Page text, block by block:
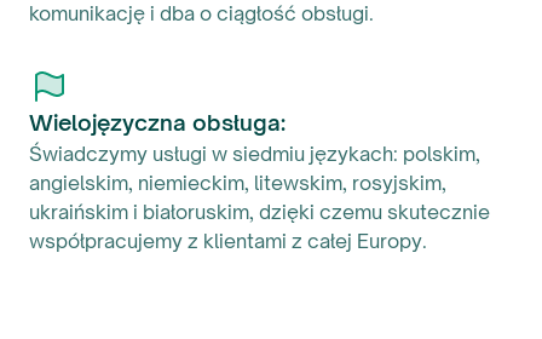
komunikację i dba o ciągłość obsługi.
Wielojęzyczna obsługa:
Świadczymy usługi w siedmiu językach: polskim,
angielskim, niemieckim, litewskim, rosyjskim,
ukraińskim i białoruskim, dzięki czemu skutecznie
współpracujemy z klientami z całej Europy.